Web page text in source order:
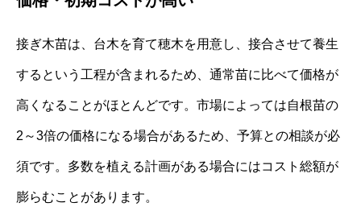
接ぎ木苗は、台木を育て穂木を用意し、接合させて養生
するという工程が含まれるため、通常苗に比べて価格が
高くなることがほとんどです。市場によっては自根苗の
2～3倍の価格になる場合があるため、予算との相談が必
須です。多数を植える計画がある場合にはコスト総額が
膨らむことがあります。